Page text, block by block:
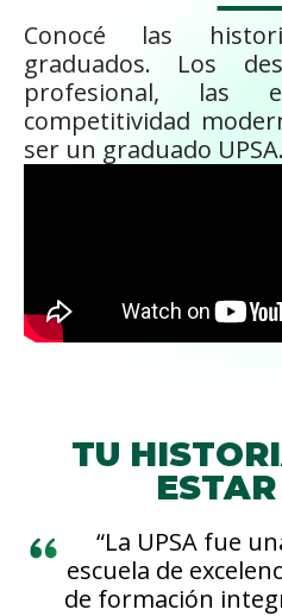
Conocé las
graduados. Los
profesional, las
competitividad
ser un graduado UPSA.
TU
“La UPSA fue
escuela de
de formación